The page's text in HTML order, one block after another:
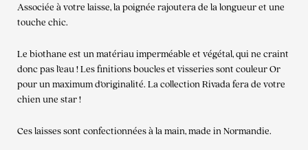
Associée à votre laisse, la poignée rajoutera de la longueur et une
touche chic.
Le biothane est un matériau imperméable et végétal, qui ne craint
donc pas l’eau ! Les finitions boucles et visseries sont couleur Or
pour un maximum d’originalité. La collection Rivada fera de votre
chien une star !
Ces laisses sont confectionnées à la main, made in Normandie.